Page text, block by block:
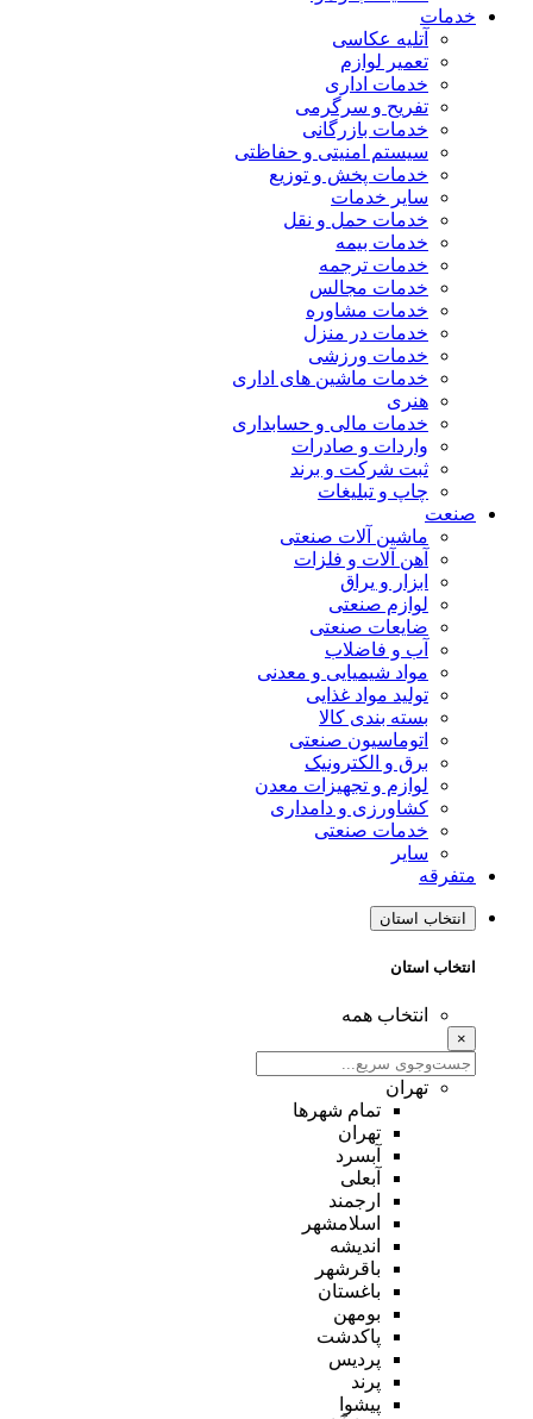
خدمات
آتلیه عکاسی
تعمیر لوازم
خدمات اداری
تفریح و سرگرمی
خدمات بازرگانی
سیستم امنیتی و حفاظتی
خدمات پخش و توزیع
سایر خدمات
خدمات حمل و نقل
خدمات بیمه
خدمات ترجمه
خدمات مجالس
خدمات مشاوره
خدمات در منزل
خدمات ورزشی
خدمات ماشین های اداری
هنری
خدمات مالی و حسابداری
واردات و صادرات
ثبت شرکت و برند
چاپ و تبلیغات
صنعت
ماشین آلات صنعتی
آهن آلات و فلزات
ابزار و یراق
لوازم صنعتی
ضایعات صنعتی
آب و فاضلاب
مواد شیمیایی و معدنی
تولید مواد غذایی
بسته بندی کالا
اتوماسیون صنعتی
برق و الکترونیک
لوازم و تجهیزات معدن
کشاورزی و دامداری
خدمات صنعتی
سایر
متفرقه
انتخاب استان
انتخاب استان
انتخاب همه
×
تهران
تمام شهر‌ها
تهران
آبسرد
آبعلی
ارجمند
اسلامشهر
اندیشه
باقرشهر
باغستان
بومهن
پاکدشت
پردیس
پرند
پیشوا